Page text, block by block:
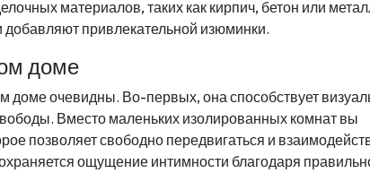
материалов, таких как кирпич, бетон или
привлекательной изюминки.
доме
доме очевидны. Во-первых, она способствует
Вместо маленьких изолированных комнат вы
позволяет свободно передвигаться и
ощущение интимности благодаря